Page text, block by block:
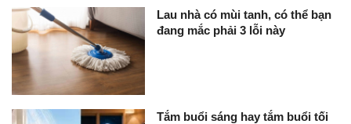
Lau nhà có mùi tanh, có thể bạn
đang mắc phải 3 lỗi này
Tắm buổi sáng hay tắm buổi tối